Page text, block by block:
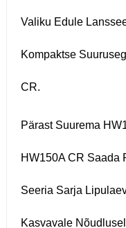
Valiku Edule
Kompaktse
CR.
Pärast Suurema
HW150A CR Saada
Seeria Sarja
Kasvavale